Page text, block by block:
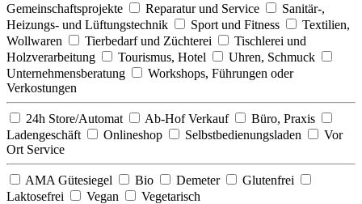
Gemeinschaftsprojekte
Reparatur und Service
Sanitär-,
Heizungs- und Lüftungstechnik
Sport und Fitness
Textilien,
Wollwaren
Tierbedarf und Züchterei
Tischlerei und
Holzverarbeitung
Tourismus, Hotel
Uhren, Schmuck
Unternehmensberatung
Workshops, Führungen oder
Verkostungen
24h Store/Automat Ab-Hof Verkauf
Büro, Praxis
Ladengeschäft
Onlineshop Selbstbedienungsladen
Vor
Ort Service
AMA Gütesiegel Bio Demeter
Glutenfrei
Laktosefrei
Vegan Vegetarisch